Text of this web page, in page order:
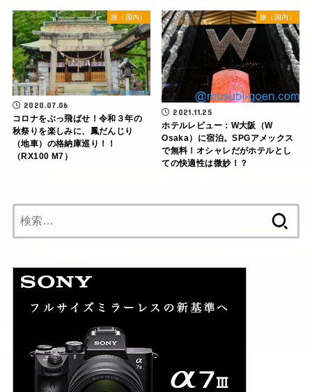
旅（国内）
2020.07.06
コロナをぶっ飛ばせ！令和３年の
秋祭りを楽しみに、鳳だんじり
（地車）の格納庫巡り！！
（RX100 M7）
旅（国内）
2021.11.25
ホテルレビュー：W大阪（W
Osaka）に宿泊。SPGアメックス
で無料！オシャレだがホテルとし
ての快適性は微妙！？
索: